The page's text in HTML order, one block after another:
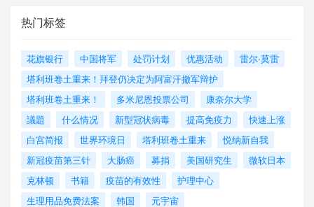
热门标签
花旗银行 中国将军 处罚计划 优惠活动
雷尔·莫雷
塔利班卷土重来！拜登仍决定为阿富汗撤军辩护
塔利班卷土重来！
多米尼恩投票公司
康奈尔大学
議題
什么情况 新型冠状病毒 提高免疫力
快速上涨
白宫简报
世界环境日 塔利班卷土重来
悦纳新自我
新冠疫苗第三针
大肠癌 募捐 美国研究生
微软日本
克林顿
书籍 疫苗的有效性
护理中心
生理用品免费法案
韩国 元宇宙